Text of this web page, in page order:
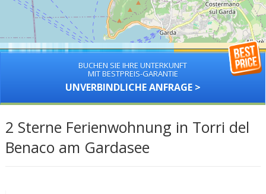
BUCHEN SIE IHRE UNTERKUNFT
MIT BESTPREIS-GARANTIE
UNVERBINDLICHE ANFRAGE >
2 Sterne Ferienwohnung in Torri del
Benaco am Gardasee